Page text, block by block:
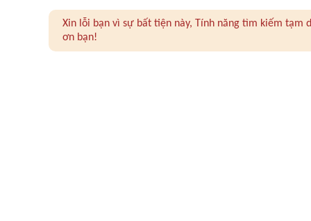
Xin lỗi bạn vì sự bất tiện này, Tính năng tìm kiếm
ơn bạn!